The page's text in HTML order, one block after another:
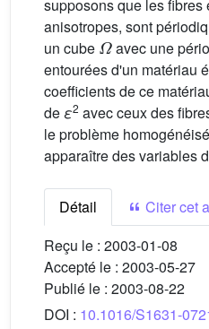
supposons que les
anisotropes, sont
un cube
Ω
avec une
entourées d'un matériau
coefficients de ce
de ε2 avec ceux des
le problème
apparaître des variables
Détail
Citer cet
Reçu le : 2003-01-08
Accepté le : 2003-05-27
Publié le : 2003-08-22
DOI : 10.1016/S1631-